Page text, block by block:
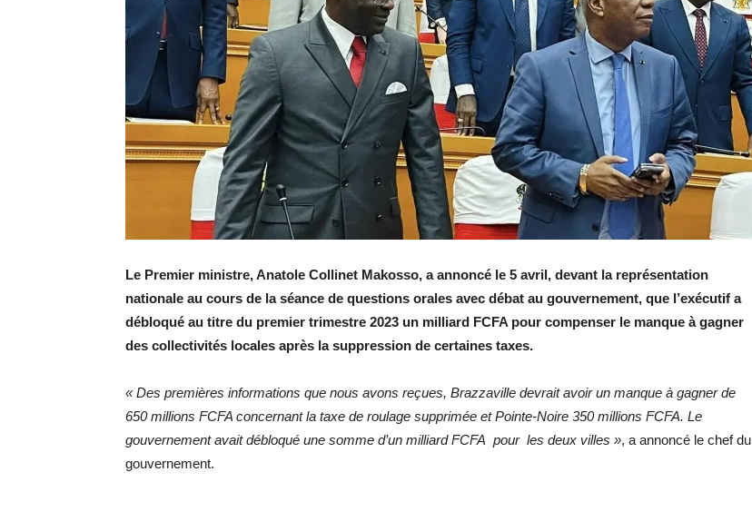
Le Premier ministre, Anatole Collinet Makosso, a annoncé le 5 avril, devant la représentation
nationale au cours de la séance de questions orales avec débat au gouvernement, que l’exécutif a
débloqué au titre du premier trimestre 2023 un milliard FCFA pour compenser le manque à gagner
des collectivités locales après la suppression de certaines taxes.
« Des premières informations que nous avons reçues, Brazzaville devrait avoir un manque à gagner de
650 millions FCFA concernant la taxe de roulage supprimée et Pointe-Noire 350 millions FCFA. Le
gouvernement avait débloqué une somme d’un milliard FCFA pour les deux villes », a annoncé le chef du
gouvernement.